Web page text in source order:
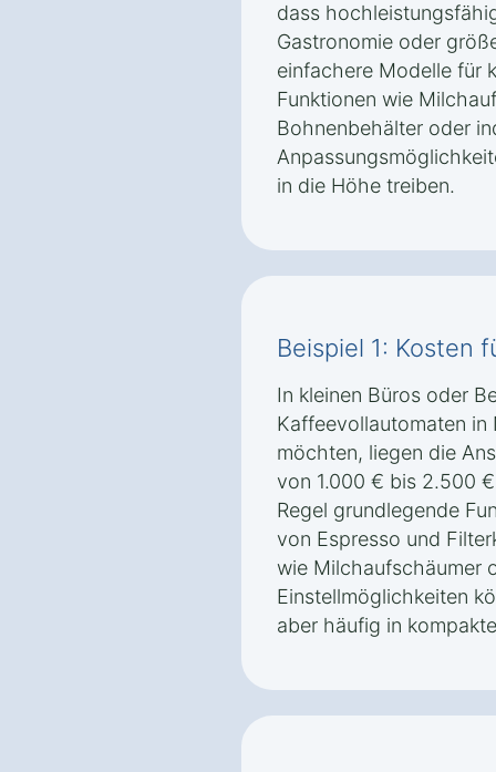
dass
Gastronomie oder
einfachere Modelle für
Funktionen wie
Bohnenbehälter oder
in die Höhe treiben.
Beispiel 1: Kosten
In kleinen Büros oder
Kaffeevollautomaten in
möchten, liegen die
von 1.000 € bis 2.500
Regel grundlegende
von Espresso und
wie Milchaufschäumer
Einstellmöglichkeiten
aber häufig in